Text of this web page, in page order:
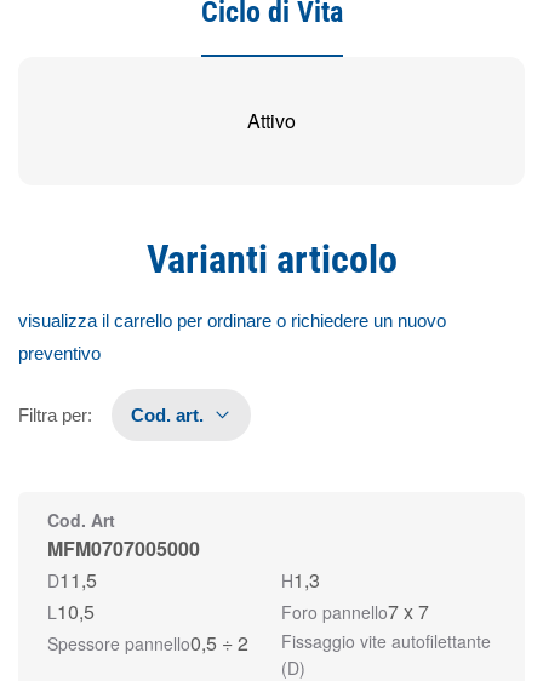
Ciclo di Vita
Attivo
Varianti articolo
visualizza il carrello per ordinare o richiedere un nuovo
preventivo
Filtra per: Cod. art.
Cod. Art
MFM0707005000
D11,5 H1,3
L10,5 Foro pannello7 x 7
Spessore pannello0,5 ÷ 2
Fissaggio vite autofilettante
(D)